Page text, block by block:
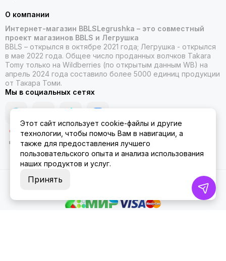
О компании
Интернет-магазин BBLSLegrushka – это совместный
проект магазинов BBLS и Легрушка
BBLS – открылся в октябре 2021 года; Легрушка - открылся
в мае 2022 года. Общее число проданных волчков Takara
Tomy только на Wildberries (по открытым данным WB) на
апрель 2024 года составило более 5000 единиц продукции
от Такара Томи.
Мы в социальных сетях
2026 © ББЛСЛегрушка.
Этот сайт использует cookie-файлы и другие
технологии, чтобы помочь Вам в навигации, а
также для предоставления лучшего
пользовательского опыта и анализа использования
наших продуктов и услуг.
Принять